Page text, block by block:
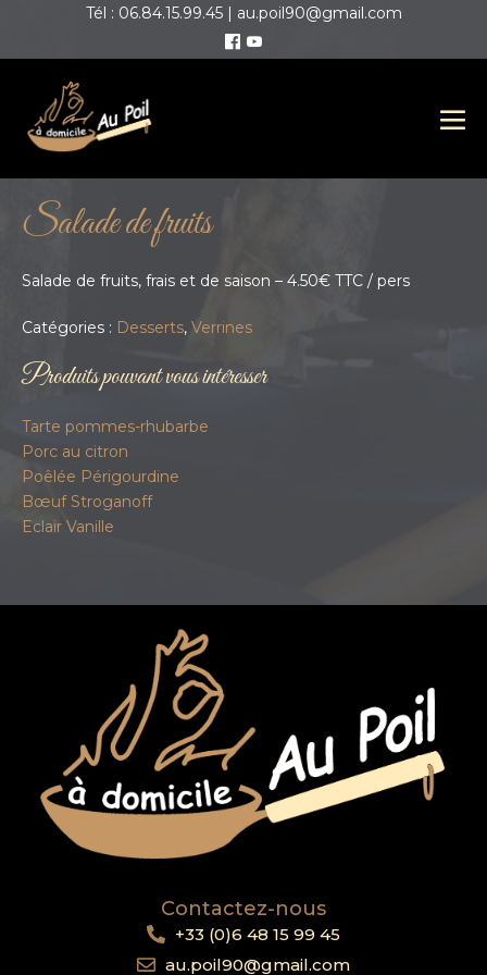
Tél : 06.84.15.99.45 | au.poil90@gmail.com
Salade de fruits
Salade de fruits, frais et de saison – 4.50€ TTC / pers
Catégories : Desserts, Verrines
Produits pouvant vous intéresser
Tarte pommes-rhubarbe
Porc au citron
Poêlée Périgourdine
Bœuf Stroganoff
Eclair Vanille
Contactez-nous
+33 (0)6 48 15 99 45
au.poil90@gmail.com